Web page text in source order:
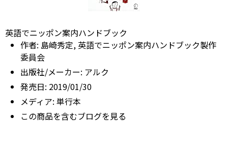
英語でニッポン案内ハンドブック
作者: 島崎秀定, 英語でニッポン案内ハンドブック製作
委員会
出版社/メーカー: アルク
発売日: 2019/01/30
メディア: 単行本
この商品を含むブログを見る